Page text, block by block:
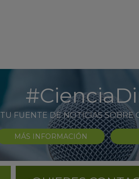
TU FUENTE DE NOTICIAS SOBRE
MÁS INFORMACIÓN